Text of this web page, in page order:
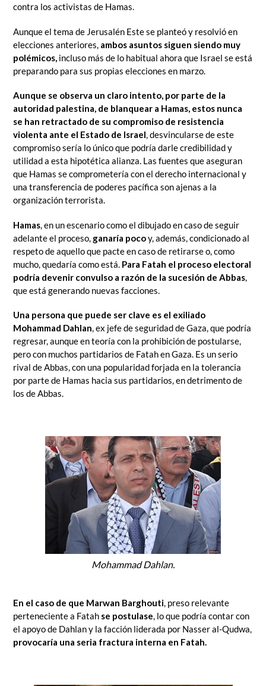
contra los activistas de Hamas.
Aunque el tema de Jerusalén Este se planteó y resolvió en
elecciones anteriores, ambos asuntos siguen siendo muy
polémicos, incluso más de lo habitual ahora que Israel se está
preparando para sus propias elecciones en marzo.
Aunque se observa un claro intento, por parte de la
autoridad palestina, de blanquear a Hamas, estos nunca
se han retractado de su compromiso de resistencia
violenta ante el Estado de Israel, desvincularse de este
compromiso sería lo único que podría darle credibilidad y
utilidad a esta hipotética alianza. Las fuentes que aseguran
que Hamas se comprometería con el derecho internacional y
una transferencia de poderes pacífica son ajenas a la
organización terrorista.
Hamas , en un escenario como el dibujado en caso de seguir
adelante el proceso, ganaría pocoy, además, condicionado al
respeto de aquello que pacte en caso de retirarse o, como
mucho, quedaría como está. Para Fatah el proceso electoral
podría devenir convulso a razón de la sucesión de Abbas
que está generando nuevas facciones.
Una persona que puede ser clave es el exiliado
Mohammad Dahlan, ex jefe de seguridad de Gaza, que podría
regresar, aunque en teoría con la prohibición de postularse,
pero con muchos partidarios de Fatah en Gaza. Es un serio
rival de Abbas, con una popularidad forjada en la tolerancia
por parte de Hamas hacia sus partidarios, en detrimento de
los de Abbas.
Mohammad Dahlan.
En el caso de que Marwan Barghouti, preso relevante
perteneciente a Fatah se postulase, lo que podría contar con
el apoyo de Dahlan y la facción liderada por Nasser al-Qudwa,
provocaría una seria fractura interna en Fatah.